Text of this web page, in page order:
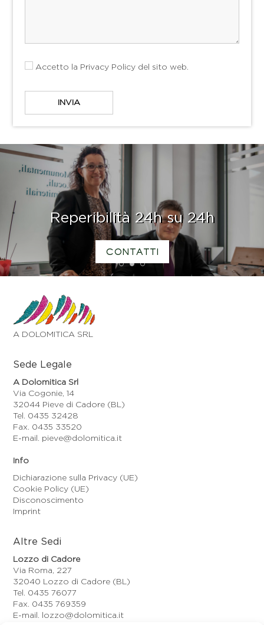
Accetto la Privacy Policy del sito web.
1 2 3
Reperibilità 24h su 24h
CONTATTI
A DOLOMITICA SRL
Sede Legale
A Dolomitica Srl
Via Cogonie, 14
32044 Pieve di Cadore (BL)
Tel. 0435 32428
Fax. 0435 33520
E-mail. pieve@dolomitica.it
Info
Dichiarazione sulla Privacy (UE)
Cookie Policy (UE)
Disconoscimento
Imprint
Altre Sedi
Lozzo di Cadore
Via Roma, 227
32040 Lozzo di Cadore (BL)
Tel. 0435 76077
Fax. 0435 769359
E-mail. lozzo@dolomitica.it